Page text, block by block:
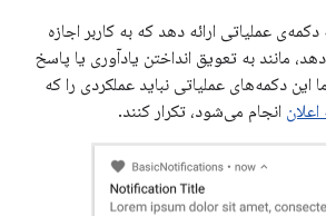
عملیاتی ارائه دهد که به کاربر اجازه
مانند به تعویق انداختن یادآوری یا پاسخ
این دکمه‌های عملیاتی نباید عملکردی را که
انجام می‌شود، تکرار کنند.